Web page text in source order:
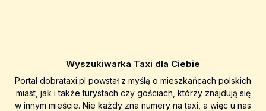
Wyszukiwarka Taxi dla Ciebie
Portal dobrataxi.pl powstał z myślą o mieszkańcach polskich
miast, jak i także turystach czy gościach, którzy znajdują się
w innym mieście. Nie każdy zna numery na taxi, a więc u nas